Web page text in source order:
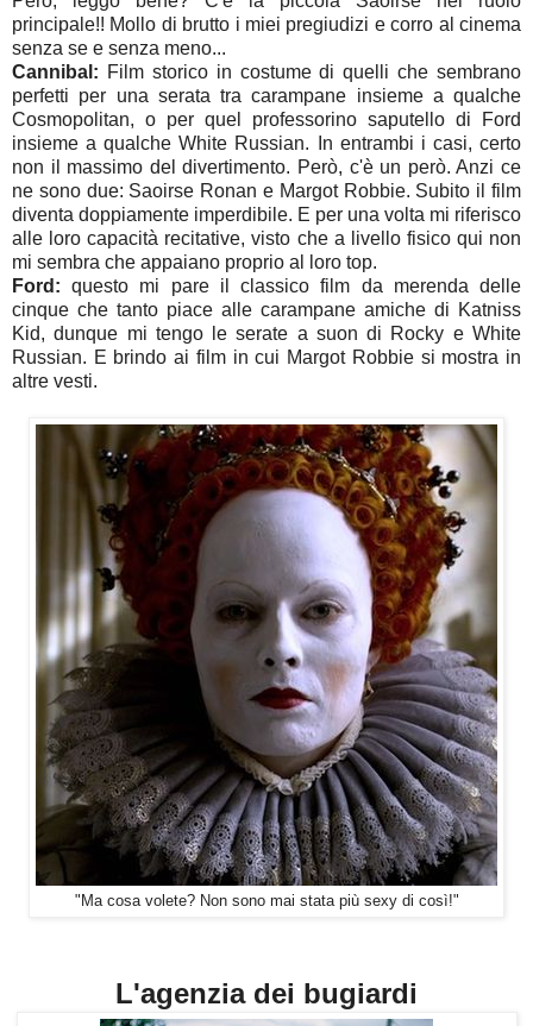
principale!! Mollo di brutto i miei pregiudizi e corro al cinema
senza se e senza meno...
Cannibal: Film storico in costume di quelli che sembrano
perfetti per una serata tra carampane insieme a qualche
Cosmopolitan, o per quel professorino saputello di Ford
insieme a qualche White Russian. In entrambi i casi, certo
non il massimo del divertimento. Però, c'è un però. Anzi ce
ne sono due: Saoirse Ronan e Margot Robbie. Subito il film
diventa doppiamente imperdibile. E per una volta mi riferisco
alle loro capacità recitative, visto che a livello fisico qui non
mi sembra che appaiano proprio al loro top.
Ford: questo mi pare il classico film da merenda delle
cinque che tanto piace alle carampane amiche di Katniss
Kid, dunque mi tengo le serate a suon di Rocky e White
Russian. E brindo ai film in cui Margot Robbie si mostra in
altre vesti.
"Ma cosa volete? Non sono mai stata più sexy di così!"
L'agenzia dei bugiardi